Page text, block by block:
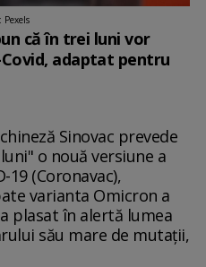
Pexels
că în trei luni vor
adaptat pentru
Sinovac prevede
o nouă versiune a
19 (Coronavac),
varianta Omicron a
plasat în alertă lumea
său mare de mutaţii,